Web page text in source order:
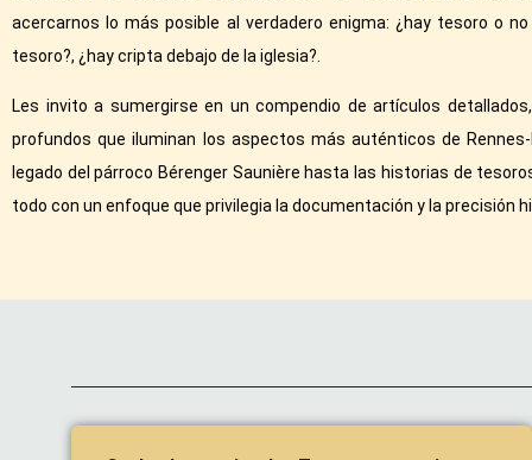
acercarnos lo más posible al verdadero enigma: ¿hay tesoro o
tesoro?, ¿hay cripta debajo de la iglesia?.
Les invito a sumergirse en un compendio de artículos
profundos que iluminan los aspectos más auténticos de
legado del párroco Bérenger Saunière hasta las historias de
todo con un enfoque que privilegia la documentación y la precisión